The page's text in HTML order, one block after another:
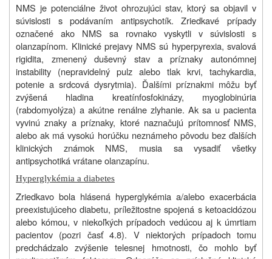
NMS je potenciálne život ohrozujúci stav, ktorý sa objavil v
súvislosti s podávaním antipsychotík. Zriedkavé prípady
označené ako NMS sa rovnako vyskytli v súvislosti s
olanzapínom. Klinické prejavy NMS sú hyperpyrexia, svalová
rigidita, zmenený duševný stav a príznaky autonómnej
instability (nepravidelný pulz alebo tlak krvi, tachykardia,
potenie a srdcová dysrytmia). Ďalšími príznakmi môžu byť
zvýšená hladina kreatínfosfokinázy, myoglobinúria
(rabdomyolýza) a akútne renálne zlyhanie. Ak sa u pacienta
vyvinú znaky a príznaky, ktoré naznačujú prítomnosť NMS,
alebo ak má vysokú horúčku neznámeho pôvodu bez ďalších
klinických známok NMS, musia sa vysadiť všetky
antipsychotiká vrátane olanzapínu.
Hyperglykémia a diabetes
Zriedkavo bola hlásená hyperglykémia a/alebo exacerbácia
preexistujúceho diabetu, príležitostne spojená s ketoacidózou
alebo kómou, v niekoľkých prípadoch vedúcou aj k úmrtiam
pacientov (pozri časť 4.8). V niektorých prípadoch tomu
predchádzalo zvýšenie telesnej hmotnosti, čo mohlo byť